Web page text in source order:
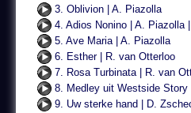
3. Oblivion | A. Piazolla
4. Adios Nonino | A. Piazolla |
5. Ave Maria | A. Piazolla
6. Esther | R. van Otterloo
7. Rosa Turbinata | R. van
8. Medley uit Westside Story
9. Uw sterke hand | D.